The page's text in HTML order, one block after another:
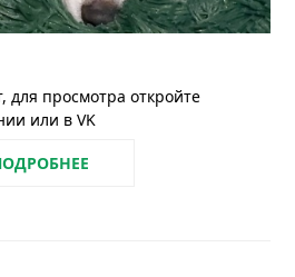
для просмотра откройте
или в VK